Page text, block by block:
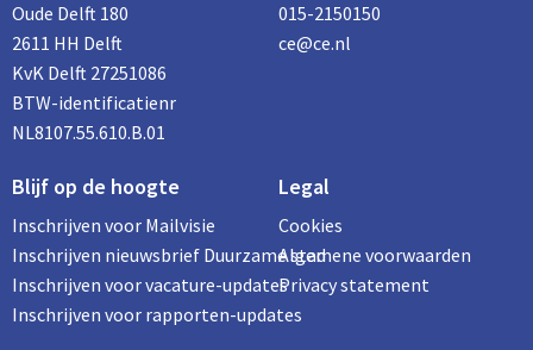
Oude Delft 180
2611 HH Delft
KvK Delft 27251086
BTW-identificatienr
NL8107.55.610.B.01
015-2150150
ce@ce.nl
Blijf op de hoogte
Inschrijven voor Mailvisie
Inschrijven nieuwsbrief Duurzame stad
Inschrijven voor vacature-updates
Inschrijven voor rapporten-updates
Legal
Cookies
Algemene voorwaarden
Privacy statement